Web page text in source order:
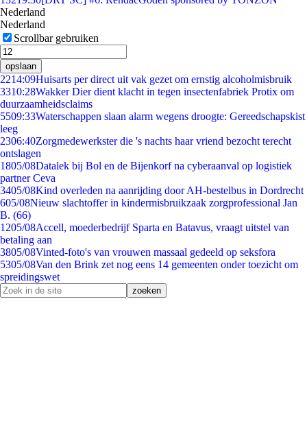
Nederland
Nederland
Scrollbar gebruiken
opslaan
2214:09Huisarts per direct uit vak gezet om ernstig alcoholmisbruik
3310:28Wakker Dier dient klacht in tegen insectenfabriek Protix om
duurzaamheidsclaims
5509:33Waterschappen slaan alarm wegens droogte: Gereedschapskist
leeg
2306:40Zorgmedewerkster die 's nachts haar vriend bezocht terecht
ontslagen
1805/08Datalek bij Bol en de Bijenkorf na cyberaanval op logistiek
partner Ceva
3405/08Kind overleden na aanrijding door AH-bestelbus in Dordrecht
605/08Nieuw slachtoffer in kindermisbruikzaak zorgprofessional Jan
B. (66)
1205/08Accell, moederbedrijf Sparta en Batavus, vraagt uitstel van
betaling aan
3805/08Vinted-foto's van vrouwen massaal gedeeld op seksfora
5305/08Van den Brink zet nog eens 14 gemeenten onder toezicht om
spreidingswet